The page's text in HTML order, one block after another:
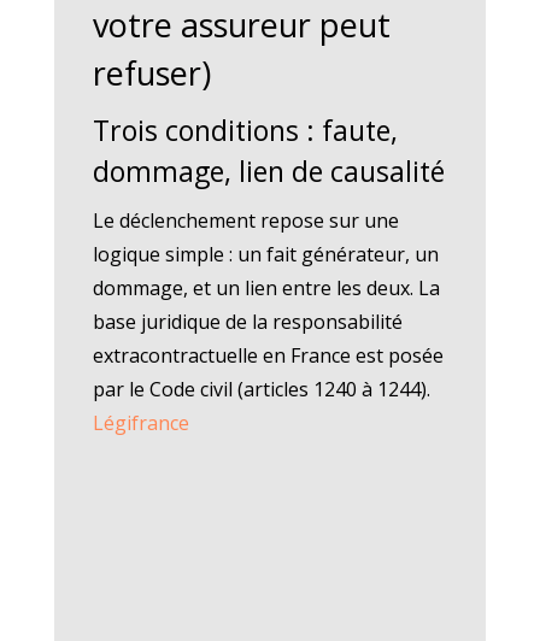
votre assureur peut
refuser)
Trois conditions : faute,
dommage, lien de causalité
Le déclenchement repose sur une
logique simple : un fait générateur, un
dommage, et un lien entre les deux. La
base juridique de la responsabilité
extracontractuelle en France est posée
par le Code civil (articles 1240 à 1244).
Légifrance